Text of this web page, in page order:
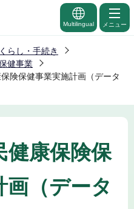
Multilingual メニュー
くらし・手続き
健事業
険保健事業実施計画（データ
健康保険保
画（データ